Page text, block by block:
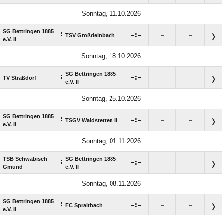
Sonntag, 11.10.2026
SG Bettringen 1885
e.V. II
: TSV Großdeinbach : – –
Sonntag, 18.10.2026
TV Straßdorf : SG Bettringen 1885
e.V. II
: – –
Sonntag, 25.10.2026
SG Bettringen 1885
e.V. II
: TSGV Waldstetten II : – –
Sonntag, 01.11.2026
TSB Schwäbisch
Gmünd
: SG Bettringen 1885
e.V. II
: – –
Sonntag, 08.11.2026
SG Bettringen 1885
e.V. II
: FC Spraitbach : – –